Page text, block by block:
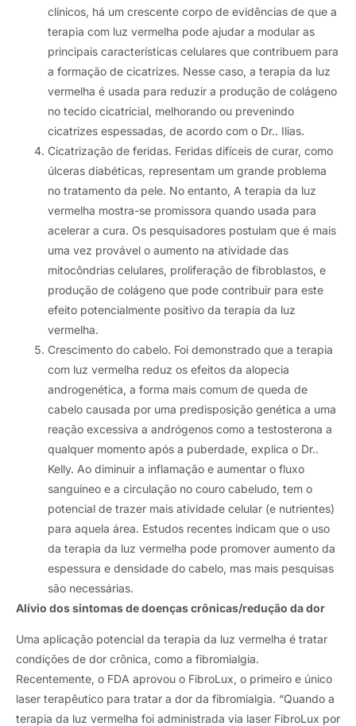
clínicos, há um crescente corpo de evidências de que a
terapia com luz vermelha pode ajudar a modular as
principais características celulares que contribuem para
a formação de cicatrizes. Nesse caso, a terapia da luz
vermelha é usada para reduzir a produção de colágeno
no tecido cicatricial, melhorando ou prevenindo
cicatrizes espessadas, de acordo com o Dr.. Ilias.
Cicatrização de feridas. Feridas difíceis de curar, como
úlceras diabéticas, representam um grande problema
no tratamento da pele. No entanto, A terapia da luz
vermelha mostra-se promissora quando usada para
acelerar a cura. Os pesquisadores postulam que é mais
uma vez provável o aumento na atividade das
mitocôndrias celulares, proliferação de fibroblastos, e
produção de colágeno que pode contribuir para este
efeito potencialmente positivo da terapia da luz
vermelha.
Crescimento do cabelo. Foi demonstrado que a terapia
com luz vermelha reduz os efeitos da alopecia
androgenética, a forma mais comum de queda de
cabelo causada por uma predisposição genética a uma
reação excessiva a andrógenos como a testosterona a
qualquer momento após a puberdade, explica o Dr..
Kelly. Ao diminuir a inflamação e aumentar o fluxo
sanguíneo e a circulação no couro cabeludo, tem o
potencial de trazer mais atividade celular (e nutrientes)
para aquela área. Estudos recentes indicam que o uso
da terapia da luz vermelha pode promover aumento da
espessura e densidade do cabelo, mas mais pesquisas
são necessárias.
Alívio dos sintomas de doenças crônicas/redução da dor
Uma aplicação potencial da terapia da luz vermelha é tratar
condições de dor crônica, como a fibromialgia.
Recentemente, o FDA aprovou o FibroLux, o primeiro e único
laser terapêutico para tratar a dor da fibromialgia. “Quando a
terapia da luz vermelha foi administrada via laser FibroLux por